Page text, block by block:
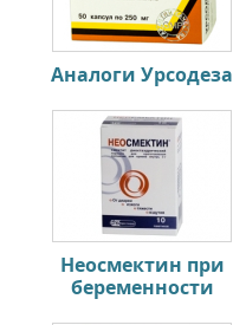
Аналоги Урсодеза
Неосмектин при
беременности